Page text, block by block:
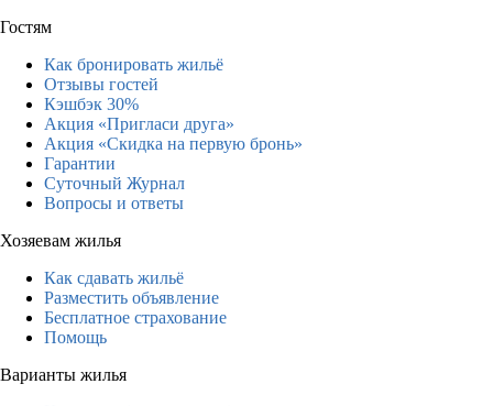
Гостям
Как бронировать жильё
Отзывы гостей
Кэшбэк 30%
Акция «Пригласи друга»
Акция «Скидка на первую бронь»
Гарантии
Суточный Журнал
Вопросы и ответы
Хозяевам жилья
Как сдавать жильё
Разместить объявление
Бесплатное страхование
Помощь
Варианты жилья